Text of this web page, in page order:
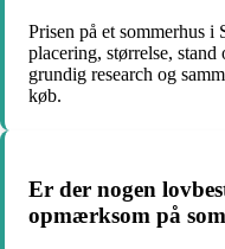
Prisen på et sommerhus
placering, størrelse,
grundig research og
køb.
Er der nogen
opmærksom på